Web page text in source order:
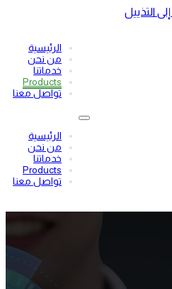
التذييل
الرئيسية
من نحن
خدماتنا
Products
تواصل معنا
الرئيسية
من نحن
خدماتنا
Products
تواصل معنا